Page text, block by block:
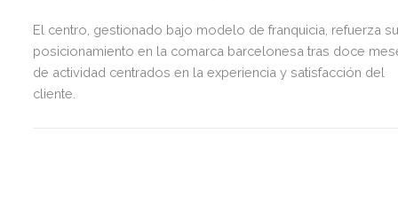
El centro, gestionado bajo modelo de franquicia, refuerza
posicionamiento en la comarca barcelonesa tras doce
de actividad centrados en la experiencia y satisfacción del
cliente.